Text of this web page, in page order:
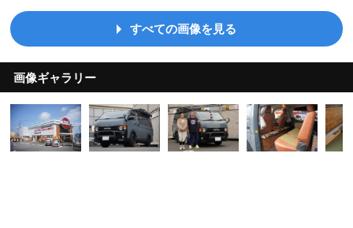
すべての画像を見る
画像ギャラリー